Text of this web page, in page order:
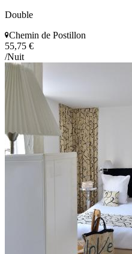
Double
Chemin de Postillon
55,75 €
/Nuit